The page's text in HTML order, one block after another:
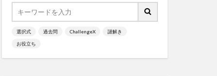
選択式 過去問 ChallengeX 謎解き
お役立ち